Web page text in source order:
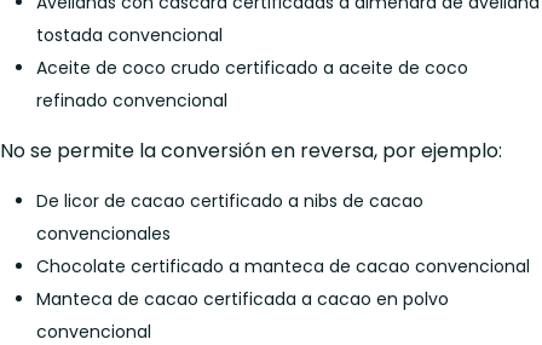
tostada convencional
Aceite de coco crudo certificado a aceite de coco
refinado convencional
No se permite la conversión en reversa, por ejemplo:
De licor de cacao certificado a nibs de cacao
convencionales
Chocolate certificado a manteca de cacao convencional
Manteca de cacao certificada a cacao en polvo
convencional